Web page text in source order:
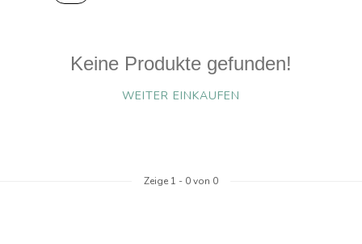
Keine Produkte gefunden!
WEITER EINKAUFEN
Zeige 1 - 0von 0